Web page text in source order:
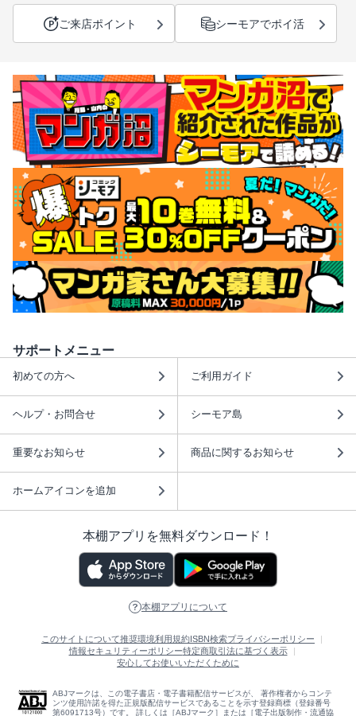
ご来店ポイント シーモアでポイ活
サポートメニュー
初めての方へ ご利用ガイド
ヘルプ・お問合せ シーモア島
重要なお知らせ 商品に関するお知らせ
ホームアイコンを追加
本棚アプリを無料ダウンロード！
本棚アプリについて
このサイトについて推奨環境利用規約 ISBN検索プライバシーポリシー
情報セキュリティーポリシー特定商取引法に基づく表示
安心してお使いいただくために
ABJマークは、この電子書店・電子書籍配信サービスが、 著作権者からコンテ
ンツ使用許諾を得た正規版配信サービスであることを示す登録商標（登録番号
第6091713号）です。 詳しくは［ABJマーク］または［電子出版制作・流通協